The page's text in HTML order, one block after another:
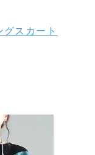
スカート